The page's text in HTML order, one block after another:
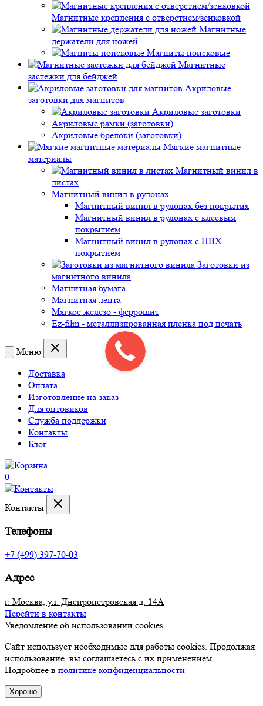
Магнитные крепления с отверстием/зенковкой
Магнитные
держатели для ножей
Магниты поисковые
Магнитные
застежки для бейджей
Акриловые
заготовки для магнитов
Акриловые заготовки
Акриловые рамки (заготовки)
Акриловые брелоки (заготовки)
Мягкие магнитные
материалы
Магнитный винил в
листах
Магнитный винил в рулонах
Магнитный винил в рулонах без покрытия
Магнитный винил в рулонах с клеевым
покрытием
Магнитный винил в рулонах с ПВХ
покрытием
Заготовки из
магнитного винила
Магнитная бумага
Магнитная лента
Мягкое железо - феррошит
Ez-film - металлизированная пленка под печать
Меню
Доставка
Оплата
Изготовление на заказ
Для оптовиков
Служба поддержки
Контакты
Блог
0
Контакты
Телефоны
+7 (499) 397-70-03
Адрес
г. Москва, ул. Днепропетровская д. 14А
Перейти в контакты
Уведомление об использовании cookies
Сайт использует необходимые для работы cookies. Продолжая
использование, вы соглашаетесь с их применением.
Подробнее в политике конфиденциальности
Хорошо